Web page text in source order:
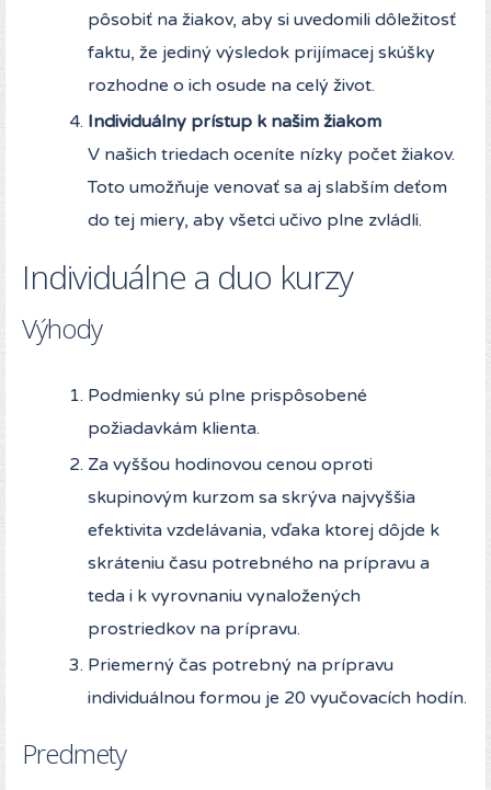
pôsobiť na žiakov, aby si uvedomili dôležitosť
faktu, že jediný výsledok prijímacej skúšky
rozhodne o ich osude na celý život.
Individuálny prístup k našim žiakom
V našich triedach oceníte nízky počet žiakov.
Toto umožňuje venovať sa aj slabším deťom
do tej miery, aby všetci učivo plne zvládli.
Individuálne a duo kurzy
Výhody
Podmienky sú plne prispôsobené
požiadavkám klienta.
Za vyššou hodinovou cenou oproti
skupinovým kurzom sa skrýva najvyššia
efektivita vzdelávania, vďaka ktorej dôjde k
skráteniu času potrebného na prípravu a
teda i k vyrovnaniu vynaložených
prostriedkov na prípravu.
Priemerný čas potrebný na prípravu
individuálnou formou je 20 vyučovacích hodín.
Predmety